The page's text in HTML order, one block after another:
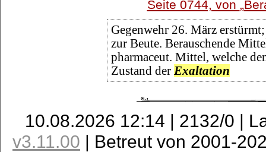
Seite 0744, von
Gegenwehr 26. März
zur Beute. Berauschende
pharmaceut. Mittel, welche
Zustand der Exaltation
10.08.2026 12:14 | 2132/0 |
v3.11.00 | Betreut von 2001-